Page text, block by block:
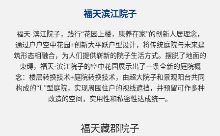
福天滨江院子
福天·滨江院子，践行“花园上楼，康养在家”的创新人居理念，
通过户户空中花园+创新大平跃户型设计，将传统庭院与未来建
筑形态相融合，为人们提供崭新的院子生活方式。摆脱了地面的
束缚，福天·滨江院子的空中花园展示出了一条全新的庭院概
念：楼层转换技术+庭院转换技术，由超大院子和景观阳台共同
构成的“L”型庭院，实现周围住户的视线遮挡，并预留可作多种
改造的空间，实用性和私密性达成统一。
福天藏郡院子